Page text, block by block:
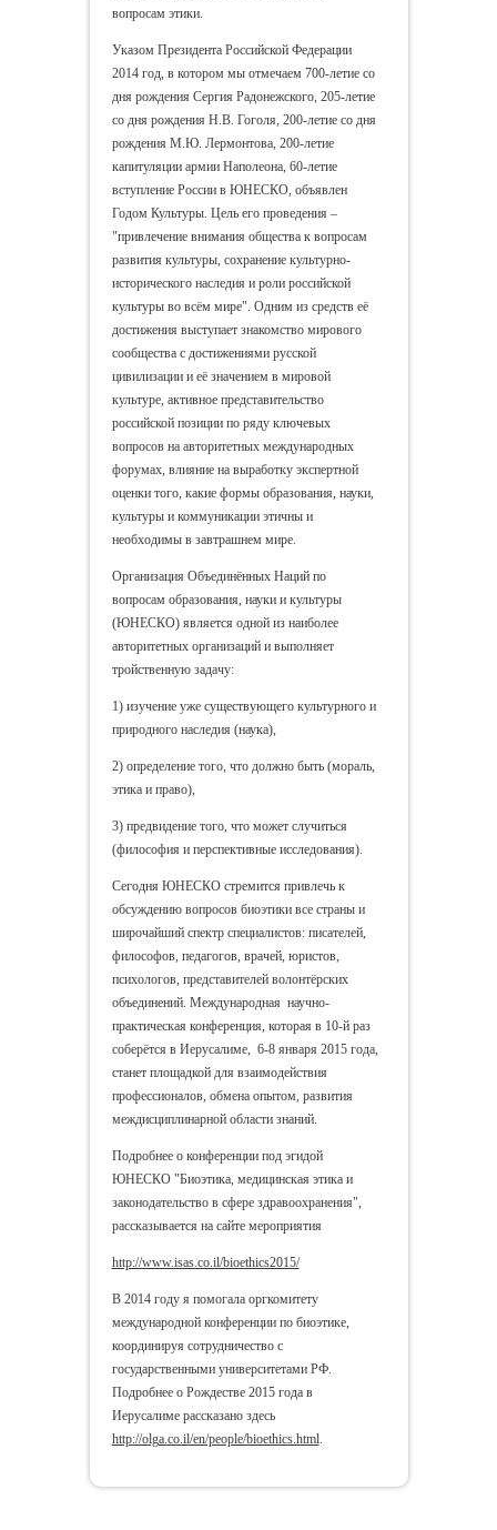
вопросам этики.
Указом Президента Российской Федерации
2014 год, в котором мы отмечаем 700-летие со
дня рождения Сергия Радонежского, 205-летие
со дня рождения Н.В. Гоголя, 200-летие со дня
рождения М.Ю. Лермонтова, 200-летие
капитуляции армии Наполеона, 60-летие
вступление России в ЮНЕСКО, объявлен
Годом Культуры. Цель его проведения –
"привлечение внимания общества к вопросам
развития культуры, сохранение культурно-
исторического наследия и роли российской
культуры во всём мире". Одним из средств её
достижения выступает знакомство мирового
сообщества с достижениями русской
цивилизации и её значением в мировой
культуре, активное представительство
российской позиции по ряду ключевых
вопросов на авторитетных международных
форумах, влияние на выработку экспертной
оценки того, какие формы образования, науки,
культуры и коммуникации этичны и
необходимы в завтрашнем мире.
Организация Объединённых Наций по
вопросам образования, науки и культуры
(ЮНЕСКО) является одной из наиболее
авторитетных организаций и выполняет
тройственную задачу:
1) изучение уже существующего культурного и
природного наследия (наука),
2) определение того, что должно быть (мораль,
этика и право),
3) предвидение того, что может случиться
(философия и перспективные исследования).
Сегодня ЮНЕСКО стремится привлечь к
обсуждению вопросов биоэтики все страны и
широчайший спектр специалистов: писателей,
философов, педагогов, врачей, юристов,
психологов, представителей волонтёрских
объединений. Международная научно-
практическая конференция, которая в 10-й раз
соберётся в Иерусалиме, 6-8 января 2015 года,
станет площадкой для взаимодействия
профессионалов, обмена опытом, развития
междисциплинарной области знаний.
Подробнее о конференции под эгидой
ЮНЕСКО "Биоэтика, медицинская этика и
законодательство в сфере здравоохранения",
рассказывается на сайте мероприятия
http://www.isas.co.il/bioethics2015/
В 2014 году я помогала оргкомитету
международной конференции по биоэтике,
координируя сотрудничество с
государственными университетами РФ.
Подробнее о Рождестве 2015 года в
Иерусалиме рассказано здесь
http://olga.co.il/en/people/bioethics.html.